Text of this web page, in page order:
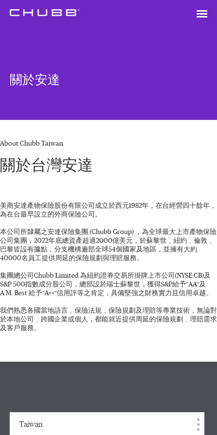
關於安達
About Chubb Taiwan
關於台灣安達
美商安達產物保險股份有限公司成立於西元1982年，在台經營四十餘年，
為在台最早設立的外商保險公司。
本公司所隸屬之安達保險集團 (Chubb Group) ，為全球最大上市產物保險
公司集團，2022年底總資產超過2000億美元，於蘇黎世﹑紐約﹑倫敦﹑
巴黎皆設有據點，分支機構遍部全球54個國家及地區，並擁有大約
40000名員工提供周延的保險規劃與理賠服務。
集團總公司Chubb Limited 為紐約證券交易所掛牌上市公司(NYSE:CB)及
S&P 500指數成分股公司，總部設於瑞士蘇黎世，獲得S&P給予”AA”及
A.M. Best 給予”A++”信用評等之肯定，具備堅強之財務實力且信用卓越。
我們熟悉各國當地語言﹑保險法規﹑保險規劃及理賠等專業技術，無論對
於本地公司﹑跨國企業或個人，都能就近提供周延的保險規劃﹑理賠需求
及客戶服務。
Taiwan